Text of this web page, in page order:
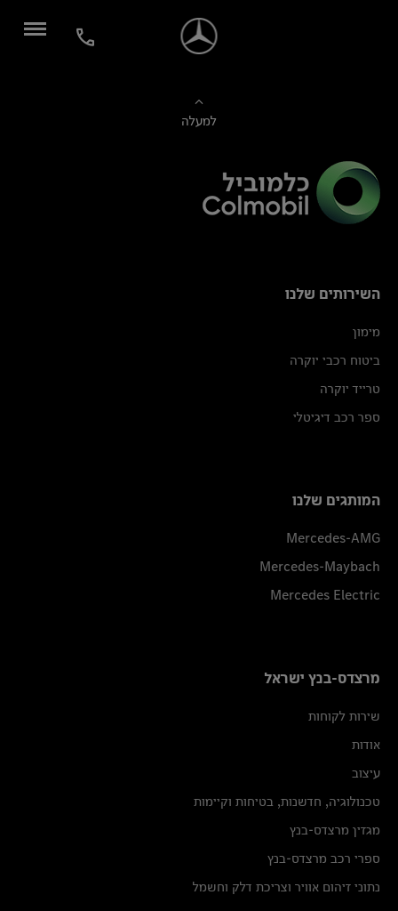
למעלה
השירותים שלנו
מימון
ביטוח רכבי יוקרה
טרייד יוקרה
ספר רכב דיגיטלי
המותגים שלנו
Mercedes-AMG
Mercedes-Maybach
Mercedes Electric
מרצדס-בנץ ישראל
שירות לקוחות
אודות
עיצוב
טכנולוגיה, חדשנות, בטיחות וקיימות
מגזין מרצדס-בנץ
ספרי רכב מרצדס-בנץ
נתוני זיהום אוויר וצריכת דלק וחשמל